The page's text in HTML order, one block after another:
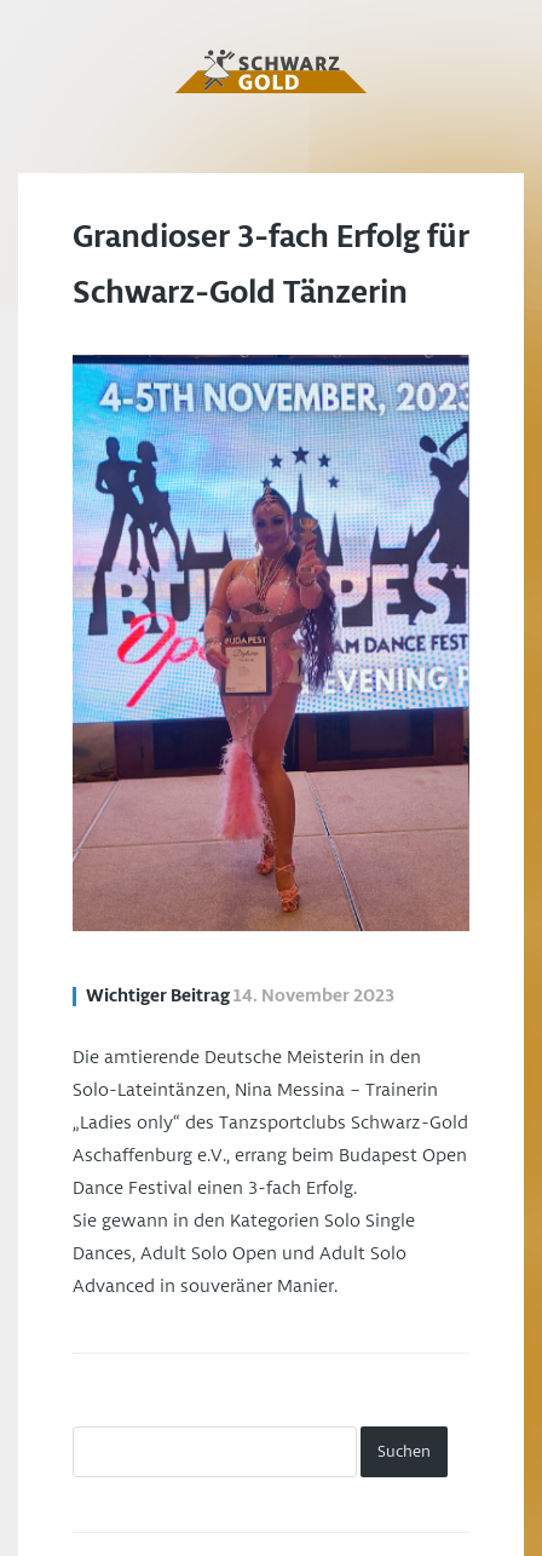
Grandioser 3-fach Erfolg für
Schwarz-Gold Tänzerin
Wichtiger Beitrag14. November 2023
Die amtierende Deutsche Meisterin in den
Solo-Lateintänzen, Nina Messina – Trainerin
„Ladies only“ des Tanzsportclubs Schwarz-Gold
Aschaffenburg e.V., errang beim Budapest Open
Dance Festival einen 3-fach Erfolg.
Sie gewann in den Kategorien Solo Single
Dances, Adult Solo Open und Adult Solo
Advanced in souveräner Manier.